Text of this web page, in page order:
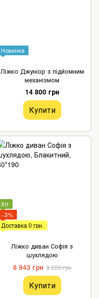
Новинка
Ліжко Джуніор з підйомним
механізмом
14 800 грн
Купити
Хіт
−3%
Доставка 0 грн.
Ліжко диван Софія з
шухлядою
8 943 грн 9 220 грн
Купити